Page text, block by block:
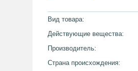
Вид товара:
Действующие вещества:
Производитель:
Страна происхождения: